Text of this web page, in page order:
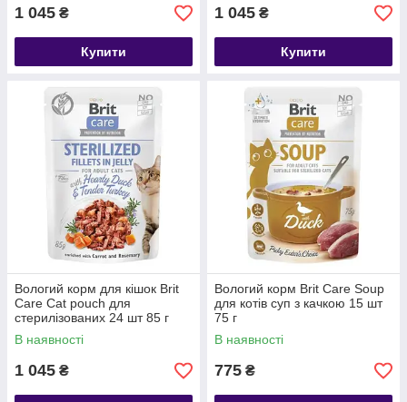
1 045 ₴
Купити
1 045 ₴
Купити
Вологий корм для кішок Brit
Care Cat pouch для
стерилізованих 24 шт 85 г
(качка та індичка в желе)
В наявності
1 045 ₴
Вологий корм Brit Care Soup
для котів суп з качкою 15 шт
75 г
В наявності
775 ₴